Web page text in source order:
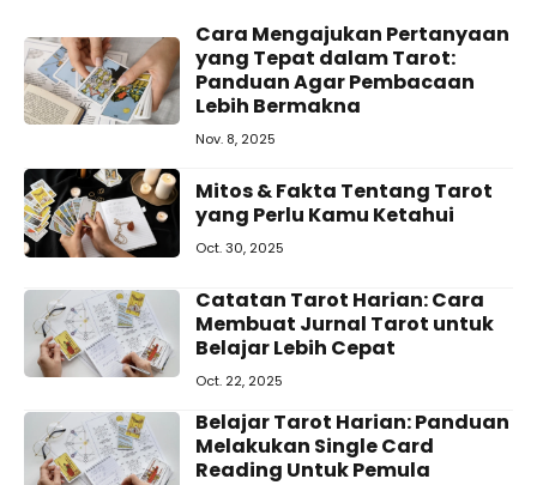
Cara Mengajukan Pertanyaan
yang Tepat dalam Tarot:
Panduan Agar Pembacaan
Lebih Bermakna
Nov. 8, 2025
Mitos & Fakta Tentang Tarot
yang Perlu Kamu Ketahui
Oct. 30, 2025
Catatan Tarot Harian: Cara
Membuat Jurnal Tarot untuk
Belajar Lebih Cepat
Oct. 22, 2025
Belajar Tarot Harian: Panduan
Melakukan Single Card
Reading Untuk Pemula